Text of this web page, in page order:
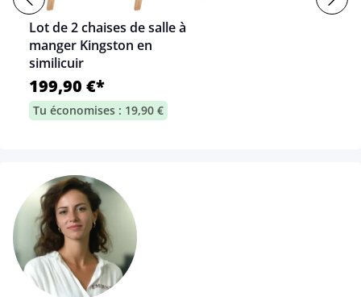
Lot de 2 chaises de salle à
manger Kingston en
similicuir
199,90 €*
Tu économises : 19,90 €